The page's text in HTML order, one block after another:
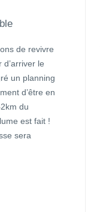
de revivre
le
un planning
d’être en
du
est fait !
sera